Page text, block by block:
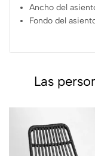
Ancho del
Fondo del
Las